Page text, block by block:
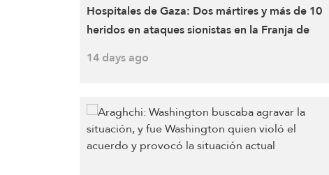
Hospitales de Gaza: Dos mártires y más de 10
heridos en ataques sionistas en la Franja de
Gaza desde esta mañana
14 days ago